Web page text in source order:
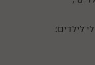
לילדים: